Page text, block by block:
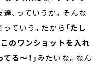
、っていうか。そんな
ていう。だから 「たし
このワンショットを入れ
る～！」みたいな。なん